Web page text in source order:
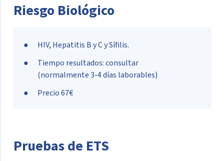
Riesgo Biológico
HIV, Hepatitis B y C y Sífilis.
Tiempo resultados: consultar
(normalmente 3-4 días laborables)
Precio 67€
Pruebas de ETS